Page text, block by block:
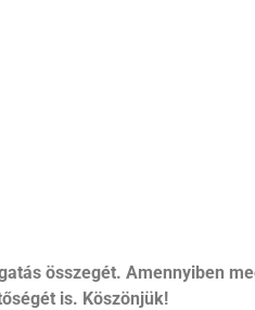
összegét. Amennyiben
is. Köszönjük!